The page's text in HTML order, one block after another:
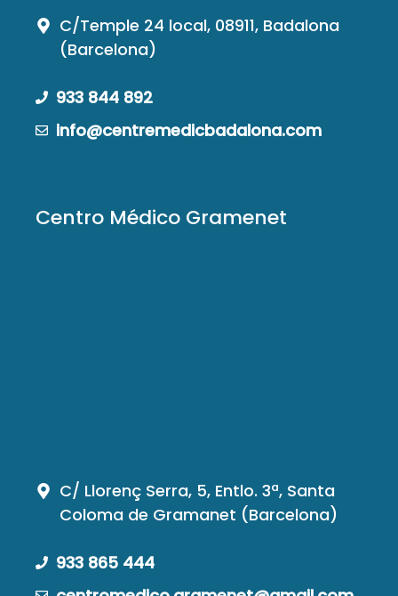
C/Temple 24 local, 08911, Badalona
(Barcelona)
933 844 892
info@centremedicbadalona.com
Centro Médico Gramenet
C/ Llorenç Serra, 5, Entlo. 3ª, Santa
Coloma de Gramanet (Barcelona)
933 865 444